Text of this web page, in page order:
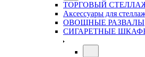
ТОРГОВЫЙ
Аксессуары для
ОВОЩНЫЕ РАЗВАЛЫ
СИГАРЕТНЫЕ